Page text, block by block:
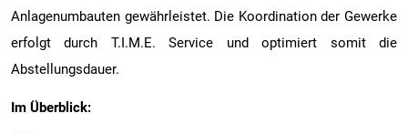
Anlagenumbauten gewährleistet. Die Koordination der Gewerke
erfolgt durch T.I.M.E. Service und optimiert somit die
Abstellungsdauer.
Im Überblick: